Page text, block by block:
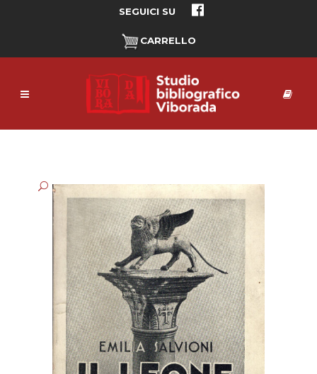
SEGUICI SU
CARRELLO